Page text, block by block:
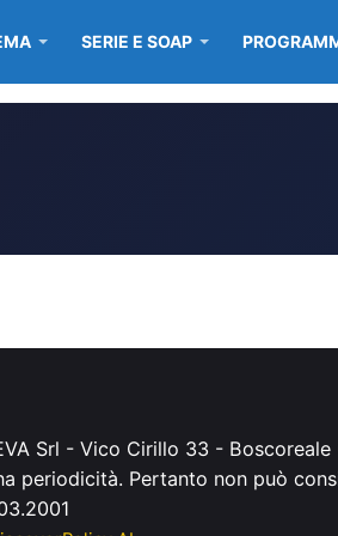
SERIE E SOAP
Srl - Vico Cirillo 33 - Boscoreale
periodicità. Pertanto non può